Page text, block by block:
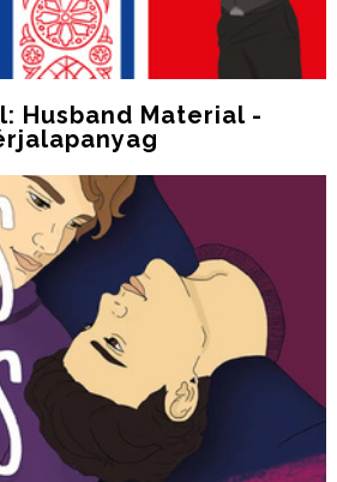
Husband Material -